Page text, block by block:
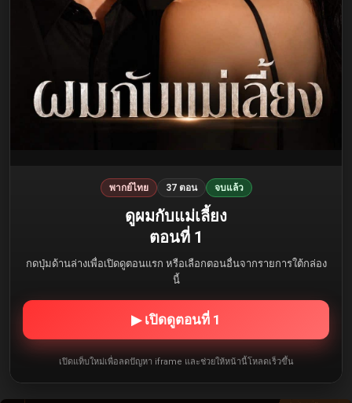
พากย์ไทย 37 ตอน จบแล้ว
ดูผมกับแม่เลี้ยง
ตอนที่ 1
กดปุ่มด้านล่างเพื่อเปิดดูตอนแรก หรือเลือกตอนอื่นจากรายการใต้กล่อง
นี้
▶ เปิดดูตอนที่ 1
เปิดแท็บใหม่เพื่อลดปัญหา iframe และช่วยให้หน้านี้โหลดเร็วขึ้น